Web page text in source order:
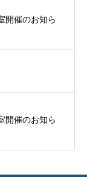
開催のお知ら
開催のお知ら